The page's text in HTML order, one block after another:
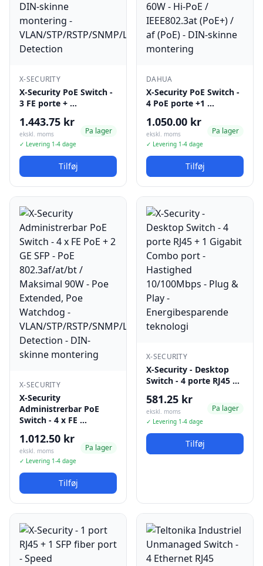
X-SECURITY
X-Security PoE Switch -
3 FE porte + …
1.443.75 kr
ekskl. moms
✓ Levering 1-4 dage
Pa lager
Tilføj
DAHUA
X-Security PoE Switch -
4 PoE porte +1 …
1.050.00 kr
ekskl. moms
✓ Levering 1-4 dage
Pa lager
Tilføj
X-SECURITY
X-Security
Administrerbar PoE
Switch - 4 x FE …
1.012.50 kr
ekskl. moms
✓ Levering 1-4 dage
Pa lager
Tilføj
X-SECURITY
X-Security - Desktop
Switch - 4 porte RJ45 …
581.25 kr
ekskl. moms
✓ Levering 1-4 dage
Pa lager
Tilføj